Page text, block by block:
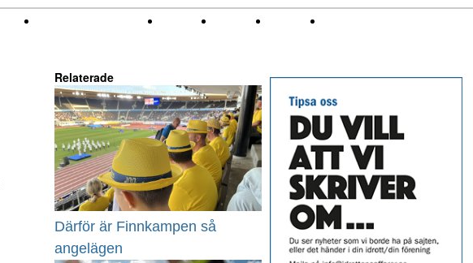
Relaterade
Därför är Finnkampen så
angelägen